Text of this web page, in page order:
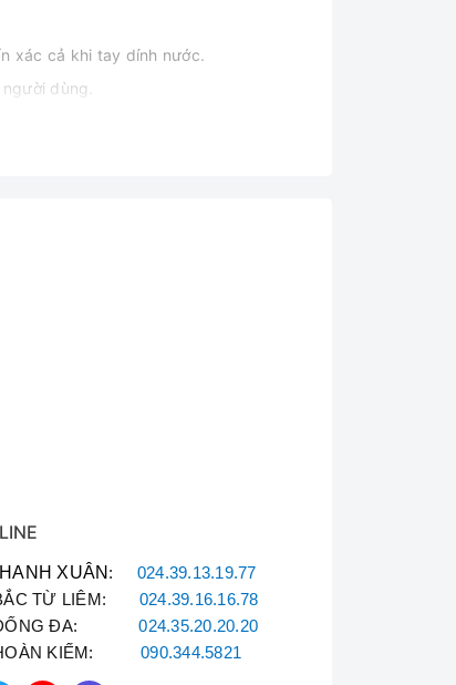
xác cả khi tay dính nước.
dùng.
công suất tốt hơn. Từ đó, làm chín
suốt quá trình sử dụng của người
2300W lên 3000W. Tính năng này
XUÂN : 024.39.13.19.77
TỪ LIÊM: 024.39.16.16.78
ĐA:024.35.20.20.20
KIẾM:090.344.5821